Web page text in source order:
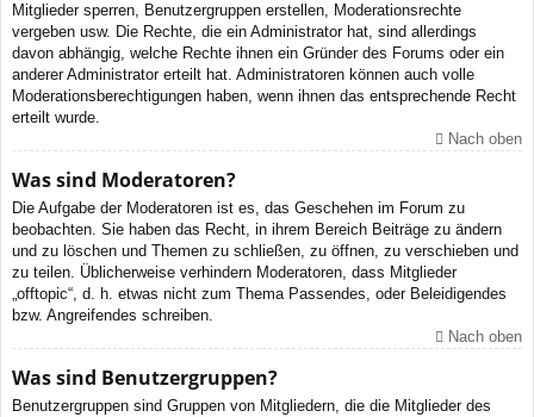
Mitglieder sperren, Benutzergruppen erstellen, Moderationsrechte
vergeben usw. Die Rechte, die ein Administrator hat, sind allerdings
davon abhängig, welche Rechte ihnen ein Gründer des Forums oder ein
anderer Administrator erteilt hat. Administratoren können auch volle
Moderationsberechtigungen haben, wenn ihnen das entsprechende Recht
erteilt wurde.
Nach oben
Was sind Moderatoren?
Die Aufgabe der Moderatoren ist es, das Geschehen im Forum zu
beobachten. Sie haben das Recht, in ihrem Bereich Beiträge zu ändern
und zu löschen und Themen zu schließen, zu öffnen, zu verschieben und
zu teilen. Üblicherweise verhindern Moderatoren, dass Mitglieder
„offtopic“, d. h. etwas nicht zum Thema Passendes, oder Beleidigendes
bzw. Angreifendes schreiben.
Nach oben
Was sind Benutzergruppen?
Benutzergruppen sind Gruppen von Mitgliedern, die die Mitglieder des